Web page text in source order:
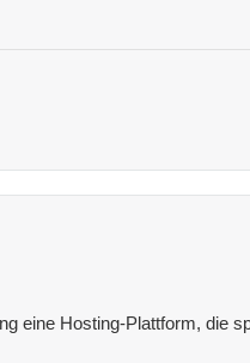
eine Hosting-Plattform, die